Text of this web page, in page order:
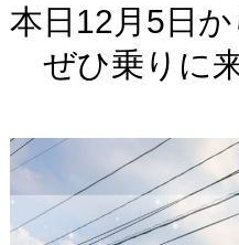
本日12月5日か
ぜひ乗りに